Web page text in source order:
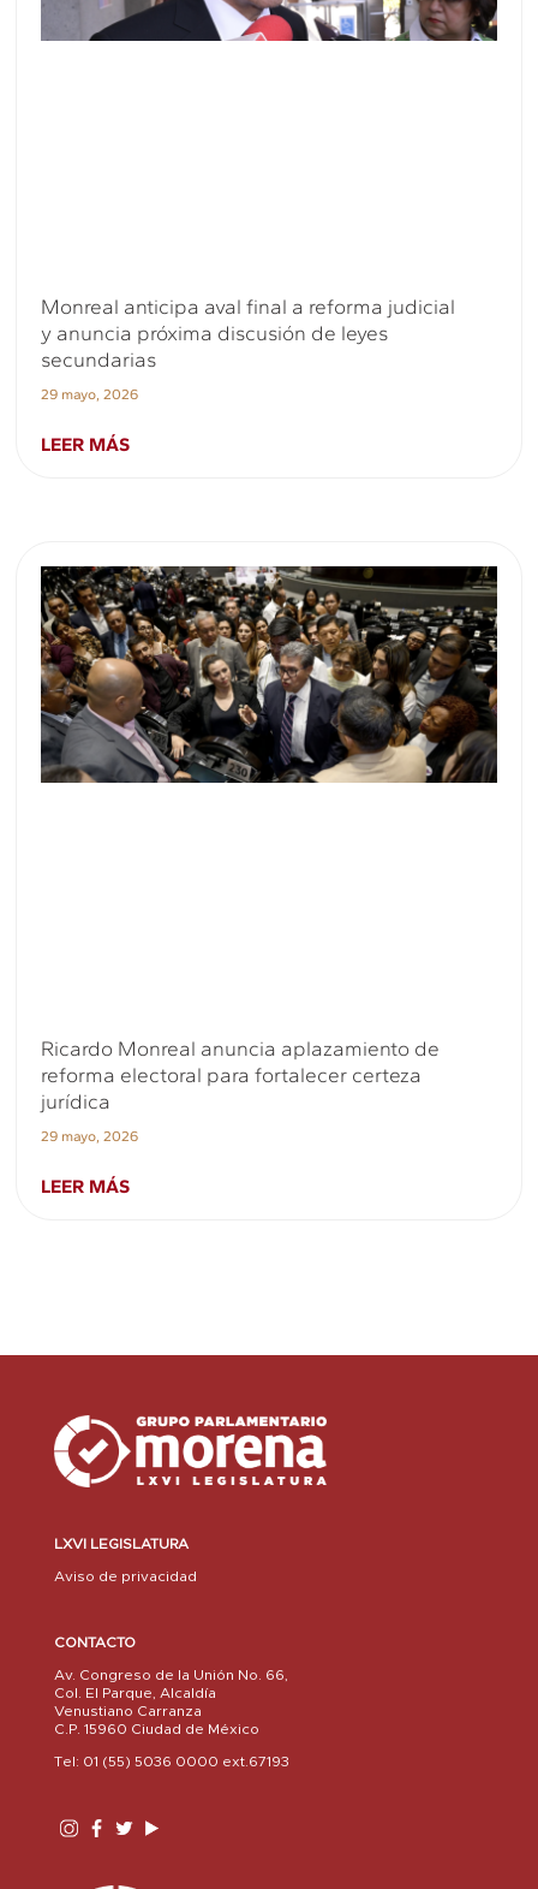
Monreal anticipa aval final a reforma judicial
y anuncia próxima discusión de leyes
secundarias
29 mayo, 2026
LEER MÁS
Ricardo Monreal anuncia aplazamiento de
reforma electoral para fortalecer certeza
jurídica
29 mayo, 2026
LEER MÁS
LXVI LEGISLATURA
Aviso de privacidad
CONTACTO
Av. Congreso de la Unión No. 66,
Col. El Parque, Alcaldía
Venustiano Carranza
C.P. 15960 Ciudad de México
Tel: 01 (55) 5036 0000 ext.67193